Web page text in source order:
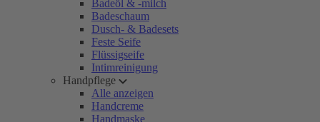
Badeöl & -milch
Badeschaum
Dusch- & Badesets
Feste Seife
Flüssigseife
Intimreinigung
Handpflege
Alle anzeigen
Handcreme
Handmaske